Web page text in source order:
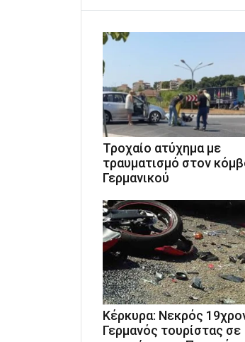
Τροχαίο ατύχημα με
τραυματισμό στον
Γερμανικού
Κέρκυρα: Νεκρός
Γερμανός τουρίστας σε